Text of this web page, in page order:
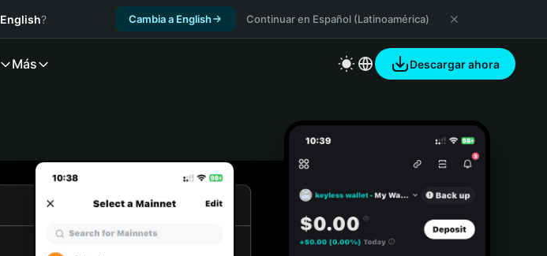
English? Cambia a English Continuar en Español (Latinoamérica)
Más Descargar ahora